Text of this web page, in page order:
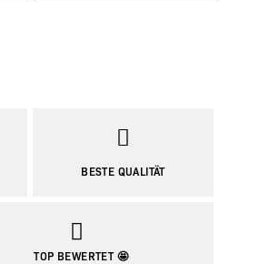
BESTE QUALITÄT
TOP BEWERTET 🤩